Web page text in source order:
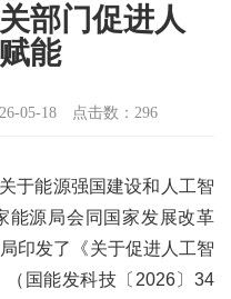
部门促进人
能
05-18 点击数：296
于能源强国建设和人工智
能源局会同国家发展改革
印发了《关于促进人工智
国能发科技〔2026〕34